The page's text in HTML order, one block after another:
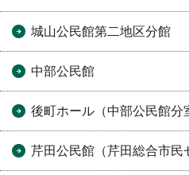
城山公民館第二地区分館
中部公民館
後町ホール（中部公民館分
芹田公民館（芹田総合市民